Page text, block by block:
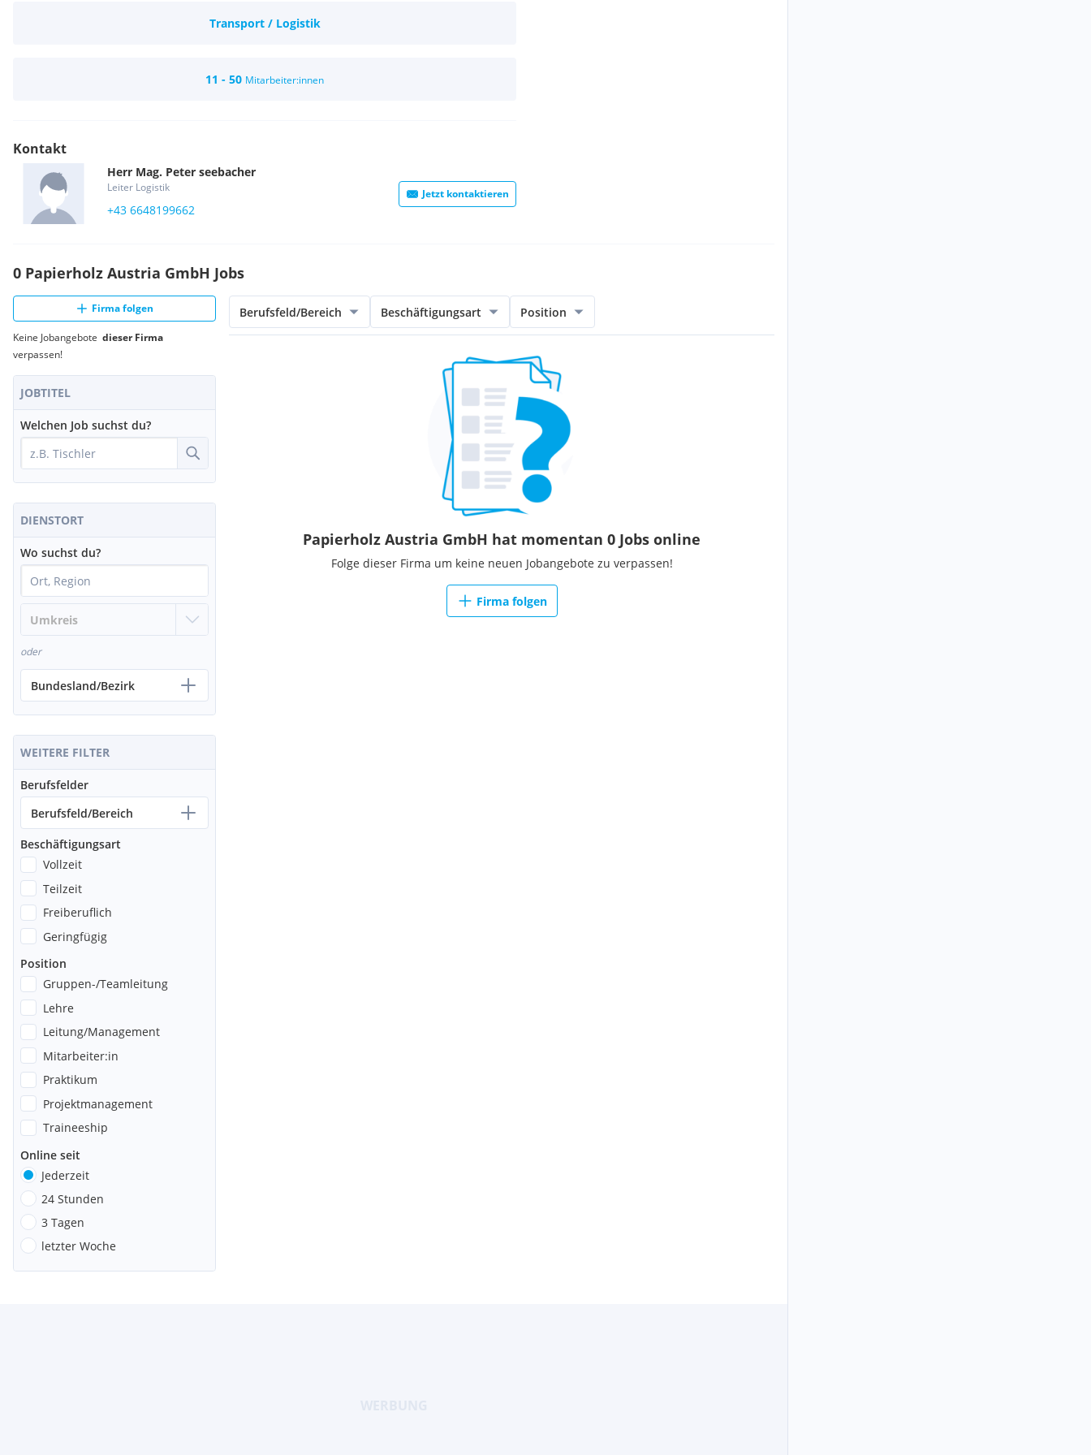
Transport / Logistik
11 - 50 Mitarbeiter:innen
Kontakt
Herr Mag. Peter seebacher
Leiter Logistik
+43 6648199662
Jetzt kontaktieren
0 Papierholz Austria GmbH Jobs
Firma folgen
Keine Jobangebote dieser Firma
verpassen!
JOBTITEL
Welchen Job suchst du?
DIENSTORT
Wo suchst du?
oder
Bundesland/Bezirk
WEITERE FILTER
Berufsfelder
Berufsfeld/Bereich
Beschäftigungsart
Vollzeit
Teilzeit
Freiberuflich
Geringfügig
Position
Gruppen-/Teamleitung
Lehre
Leitung/Management
Mitarbeiter:in
Praktikum
Projektmanagement
Traineeship
Online seit
Jederzeit
24 Stunden
3 Tagen
letzter Woche
Berufsfeld/Bereich Beschäftigungsart Position
Papierholz Austria GmbH hat momentan 0 Jobs online
Folge dieser Firma um keine neuen Jobangebote zu verpassen!
Firma folgen